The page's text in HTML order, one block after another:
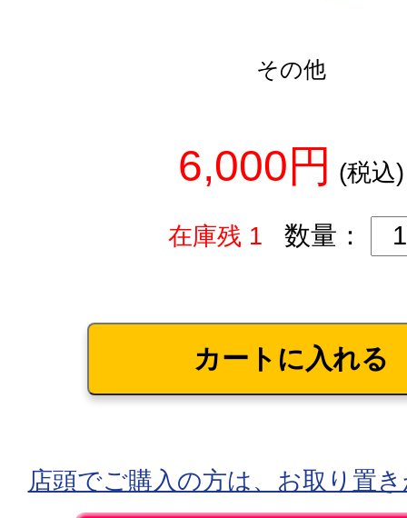
その他
6,000円 (税込)
在庫残 1 数量：
店頭でご購入の方は、お取り置